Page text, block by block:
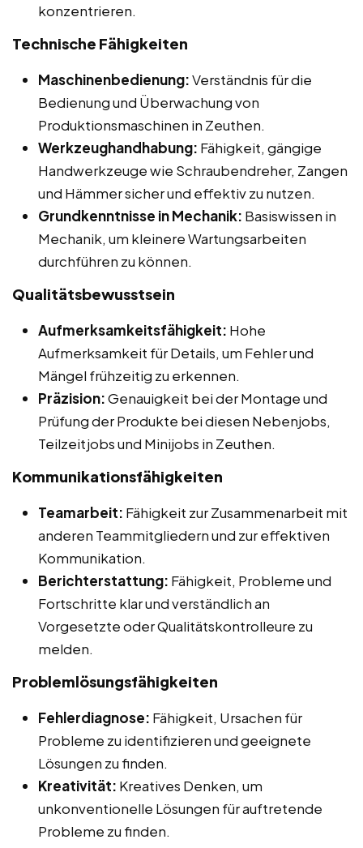
konzentrieren.
Technische Fähigkeiten
Maschinenbedienung:Verständnis für die
Bedienung und Überwachung von
Produktionsmaschinen in Zeuthen.
Werkzeughandhabung: Fähigkeit, gängige
Handwerkzeuge wie Schraubendreher, Zangen
und Hämmer sicher und effektiv zu nutzen.
Grundkenntnisse in Mechanik: Basiswissen in
Mechanik, um kleinere Wartungsarbeiten
durchführen zu können.
Qualitätsbewusstsein
Aufmerksamkeitsfähigkeit: Hohe
Aufmerksamkeit für Details, um Fehler und
Mängel frühzeitig zu erkennen.
Präzision:Genauigkeit bei der Montage und
Prüfung der Produkte bei diesen Nebenjobs,
Teilzeitjobs und Minijobs in Zeuthen.
Kommunikationsfähigkeiten
Teamarbeit: Fähigkeit zur Zusammenarbeit mit
anderen Teammitgliedern und zur effektiven
Kommunikation.
Berichterstattung: Fähigkeit, Probleme und
Fortschritte klar und verständlich an
Vorgesetzte oder Qualitätskontrolleure zu
melden.
Problemlösungsfähigkeiten
Fehlerdiagnose: Fähigkeit, Ursachen für
Probleme zu identifizieren und geeignete
Lösungen zu finden.
Kreativität: Kreatives Denken, um
unkonventionelle Lösungen für auftretende
Probleme zu finden.